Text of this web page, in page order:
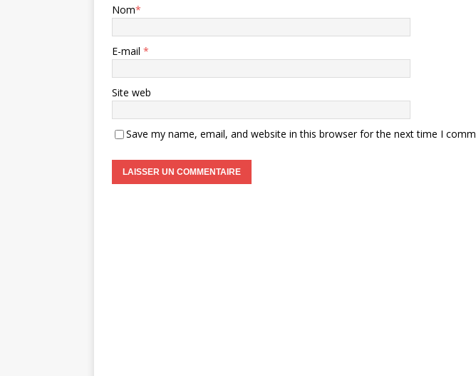
Nom*
E-mail *
Site web
Save my name, email, and website in this browser for the next time I